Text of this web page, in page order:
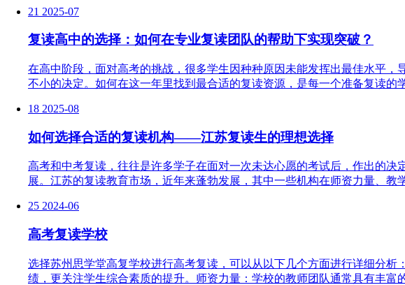
21 2025-07
复读高中的选择：如何在专业复读团队的帮助下实现突破？
在高中阶段，面对高考的挑战，很多学生因种种原因未能发挥出最佳水平
不小的决定。如何在这一年里找到最合适的复读资源，是每一个准备复读
18 2025-08
如何选择合适的复读机构——江苏复读生的理想选择
高考和中考复读，往往是许多学子在面对一次未达心愿的考试后，作出的
展。江苏的复读教育市场，近年来蓬勃发展，其中一些机构在师资力量、
25 2024-06
高考复读学校
选择苏州思学堂高复学校进行高考复读，可以从以下几个方面进行详细分
绩，更关注学生综合素质的提升。师资力量：学校的教师团队通常具有丰